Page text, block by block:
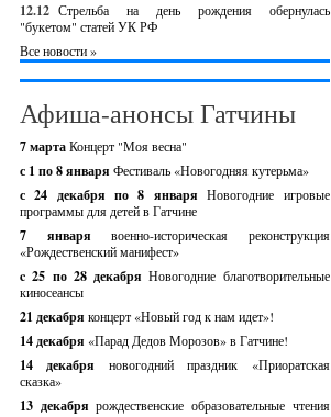
12.12 Стрельба на день рождения обернулась
"букетом" статей УК РФ
Все новости »
Афиша-анонсы Гатчины
7 мартаКонцерт "Моя весна"
с 1 по 8 января Фестиваль «Новогодняя кутерьма»
с 24 декабря по 8 январяНовогодние игровые
программы для детей в Гатчине
7 январявоенно-историческая реконструкция
«Рождественский манифест»
c 25 по 28 декабряНовогодние благотворительные
киносеансы
21 декабря концерт «Новый год к нам идет»!
14 декабря «Парад Дедов Морозов» в Гатчине!
14 декабря новогодний праздник «Приоратская
сказка»
13 декабрярождественские образовательные чтения